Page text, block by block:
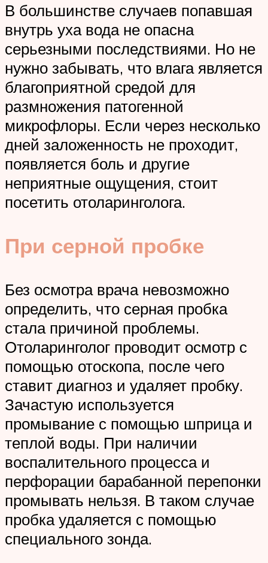
В большинстве случаев попавшая
внутрь уха вода не опасна
серьезными последствиями. Но не
нужно забывать, что влага является
благоприятной средой для
размножения патогенной
микрофлоры. Если через несколько
дней заложенность не проходит,
появляется боль и другие
неприятные ощущения, стоит
посетить отоларинголога.
При серной пробке
Без осмотра врача невозможно
определить, что серная пробка
стала причиной проблемы.
Отоларинголог проводит осмотр с
помощью отоскопа, после чего
ставит диагноз и удаляет пробку.
Зачастую используется
промывание с помощью шприца и
теплой воды. При наличии
воспалительного процесса и
перфорации барабанной перепонки
промывать нельзя. В таком случае
пробка удаляется с помощью
специального зонда.